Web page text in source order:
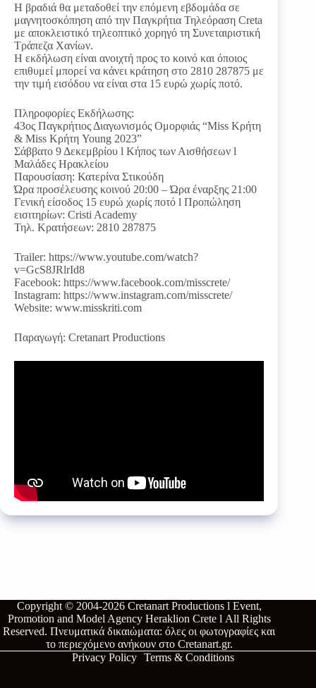
Η βραδιά θα μεταδοθεί την επόμενη εβδομάδα σε
μαγνητοσκόπηση από την Παγκρήτια Τηλεόραση Creta
με αποκλειστικό τηλεοπτικό χορηγό τη Συνεταιριστική
Τράπεζα Χανίων.
Η εκδήλωση είναι ανοιχτή προς το κοινό και όποιος
επιθυμεί μπορεί να κάνει κράτηση στο 2810 287875 με
την τιμή εισόδου να είναι στα 15 ευρώ χωρίς ποτό.
Πληροφορίες Εκδήλωσης:
43ος Παγκρήτιος Διαγωνισμός Ομορφιάς “Miss Κρήτη
& Miss Κρήτη Young 2023”
Σάββατο 9 Δεκεμβρίου l Κήπος των Αισθήσεων l
Μαλάδες Ηρακλείου
Παρουσίαση: Κατερίνα Στικούδη
Ώρα προσέλευσης κοινού 20:00 – Ώρα έναρξης 21:00
Γενική είσοδος 15 ευρώ χωρίς ποτό l Προπώληση
εισιτηρίων: Cristi Academy
Τηλ. Κρατήσεων: 2810 287875
Trailer: https://www.youtube.com/watch?
v=GcS8JRlrId8
Facebook: https://www.facebook.com/misscrete/
Instagram: https://www.instagram.com/misscrete/
Website: www.misskriti.com
Παραγωγή: Cretanart Productions
Copyright © 2004-2026 Cretanart Productions l Event,
Promotion and Model Agency Heraklion Crete l All Rights
Reserved.Πνευματικά δικαιώματα: όλες οι φωτογραφίες και
το περιεχόμενο ανήκουν στο Cretanart.gr.
Privacy Policy Terms & Conditions